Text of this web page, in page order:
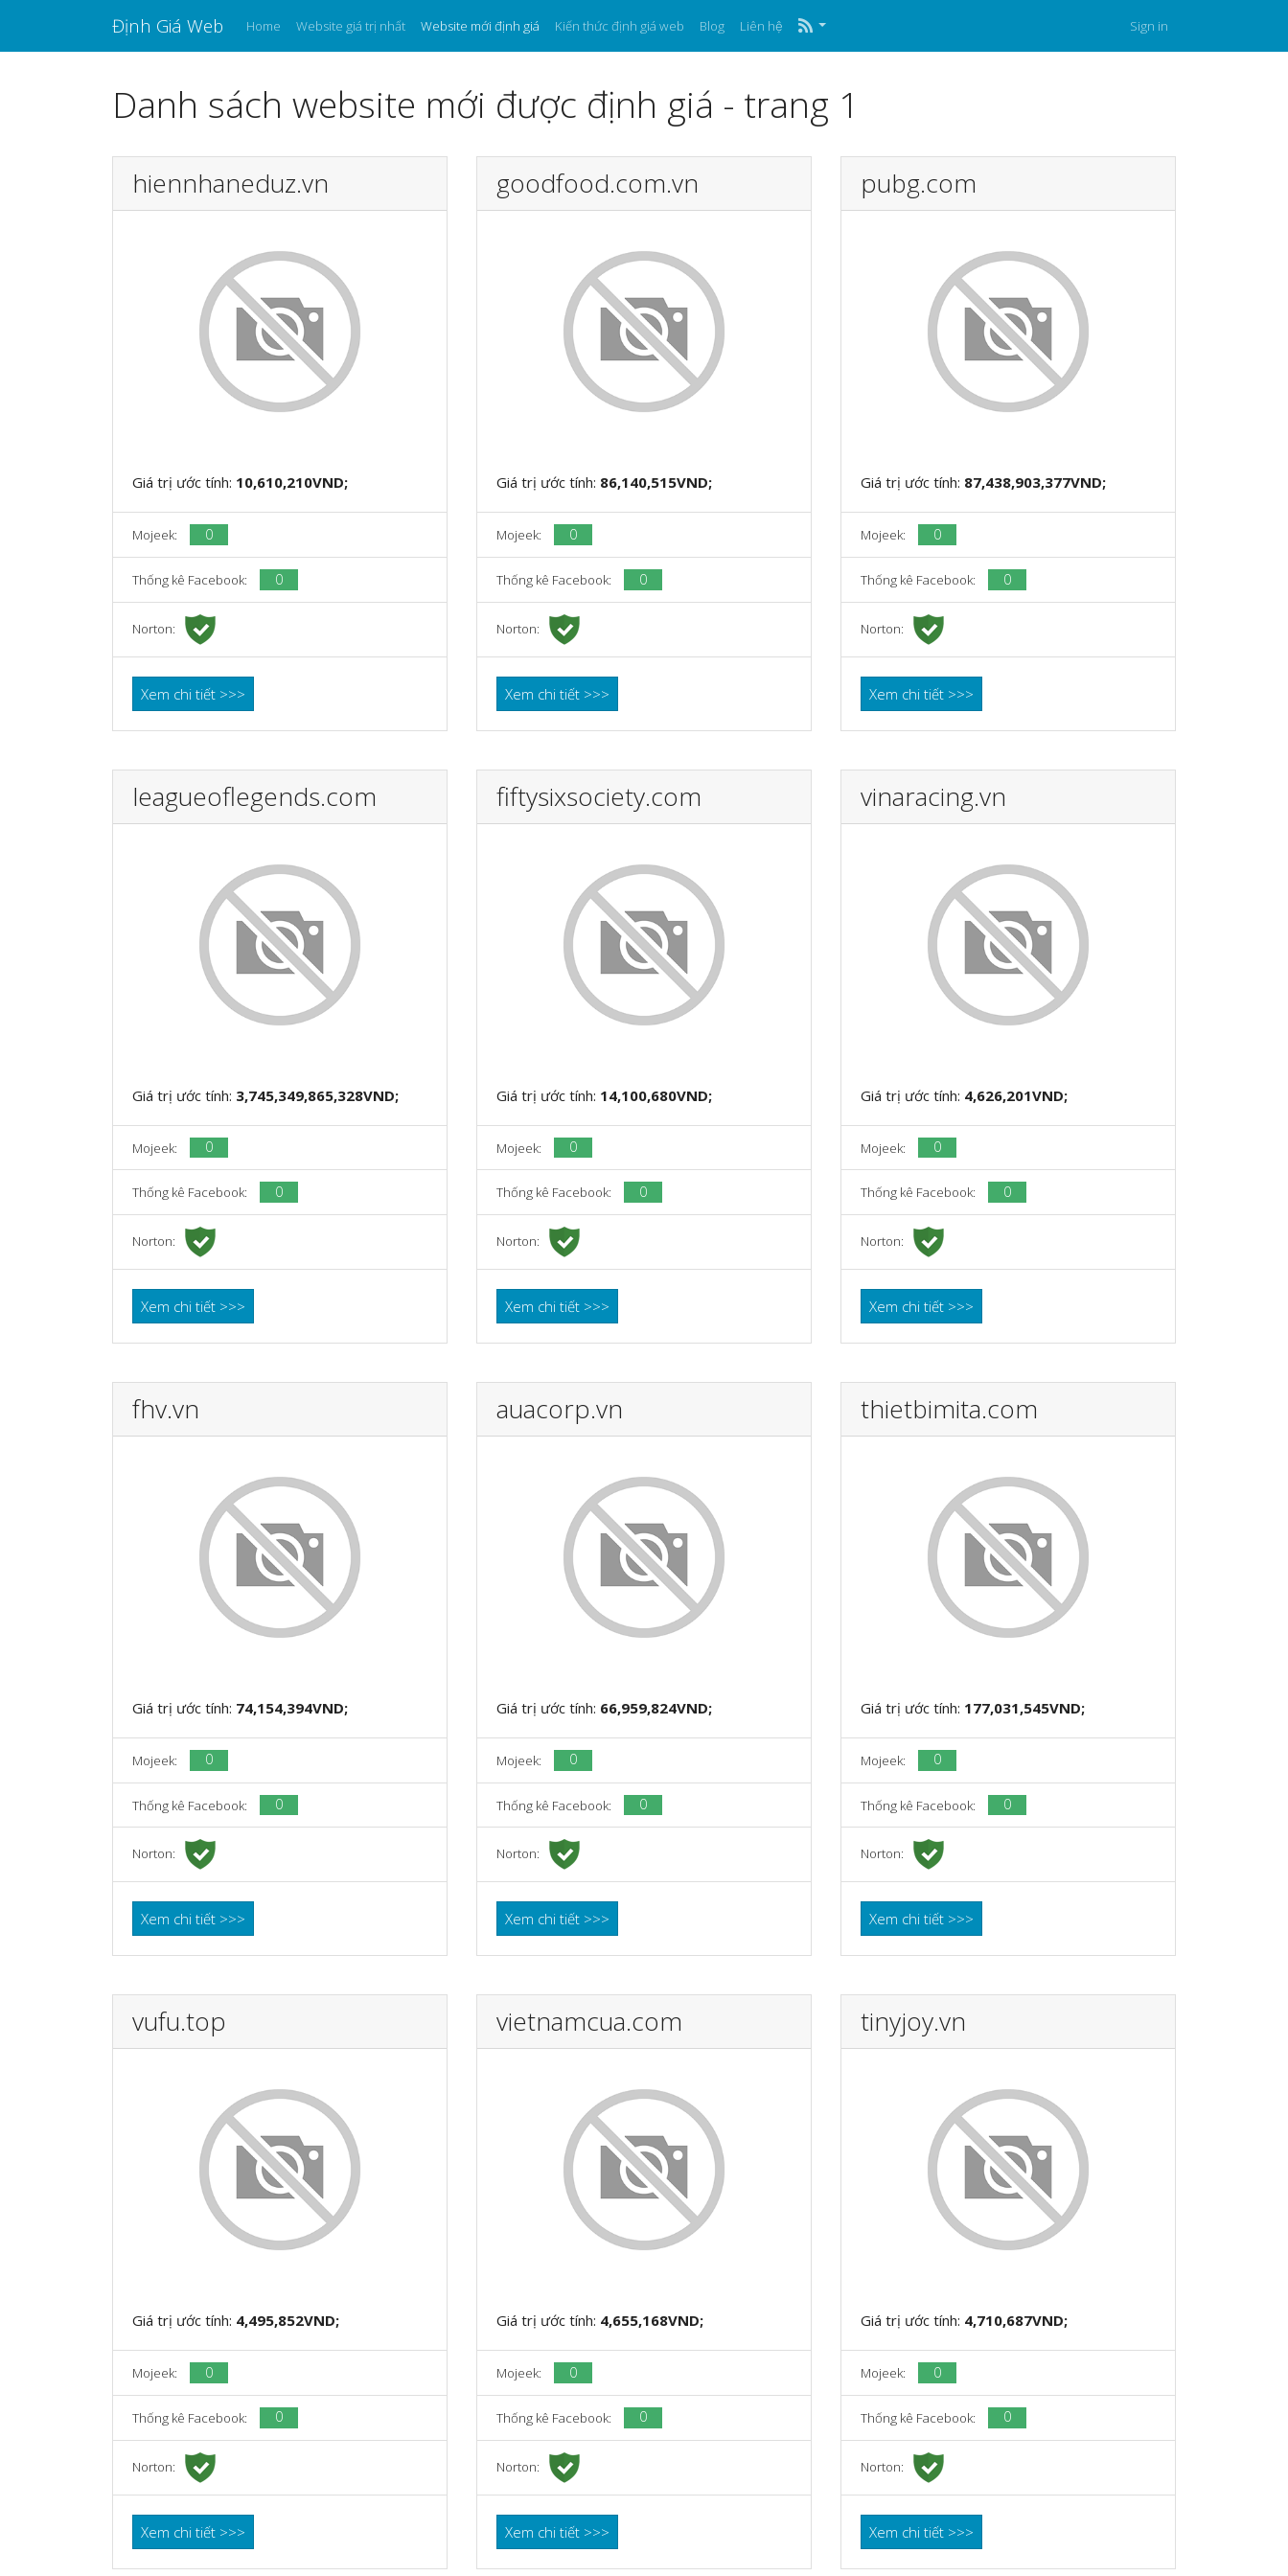
Định Giá Web Home Website giá trị nhất Website mới định giá Kiến thức định giá web Blog Liên hệ Sign in
Danh sách website mới được định giá - trang 1
hiennhaneduz.vn
Giá trị ước tính: 10,610,210VND;
Mojeek: 0
Thống kê Facebook: 0
Norton:
Xem chi tiết >>>
goodfood.com.vn
Giá trị ước tính: 86,140,515VND;
Mojeek: 0
Thống kê Facebook: 0
Norton:
Xem chi tiết >>>
pubg.com
Giá trị ước tính: 87,438,903,377VND;
Mojeek: 0
Thống kê Facebook: 0
Norton:
Xem chi tiết >>>
leagueoflegends.com
Giá trị ước tính: 3,745,349,865,328VND;
Mojeek: 0
Thống kê Facebook: 0
Norton:
Xem chi tiết >>>
fiftysixsociety.com
Giá trị ước tính: 14,100,680VND;
Mojeek: 0
Thống kê Facebook: 0
Norton:
Xem chi tiết >>>
vinaracing.vn
Giá trị ước tính: 4,626,201VND;
Mojeek: 0
Thống kê Facebook: 0
Norton:
Xem chi tiết >>>
fhv.vn
Giá trị ước tính: 74,154,394VND;
Mojeek: 0
Thống kê Facebook: 0
Norton:
Xem chi tiết >>>
auacorp.vn
Giá trị ước tính: 66,959,824VND;
Mojeek: 0
Thống kê Facebook: 0
Norton:
Xem chi tiết >>>
thietbimita.com
Giá trị ước tính: 177,031,545VND;
Mojeek: 0
Thống kê Facebook: 0
Norton:
Xem chi tiết >>>
vufu.top
Giá trị ước tính: 4,495,852VND;
Mojeek: 0
Thống kê Facebook: 0
Norton:
Xem chi tiết >>>
vietnamcua.com
Giá trị ước tính: 4,655,168VND;
Mojeek: 0
Thống kê Facebook: 0
Norton:
Xem chi tiết >>>
tinyjoy.vn
Giá trị ước tính: 4,710,687VND;
Mojeek: 0
Thống kê Facebook: 0
Norton:
Xem chi tiết >>>